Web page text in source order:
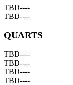
TBD----
TBD----
QUARTS
TBD----
TBD----
TBD----
TBD----